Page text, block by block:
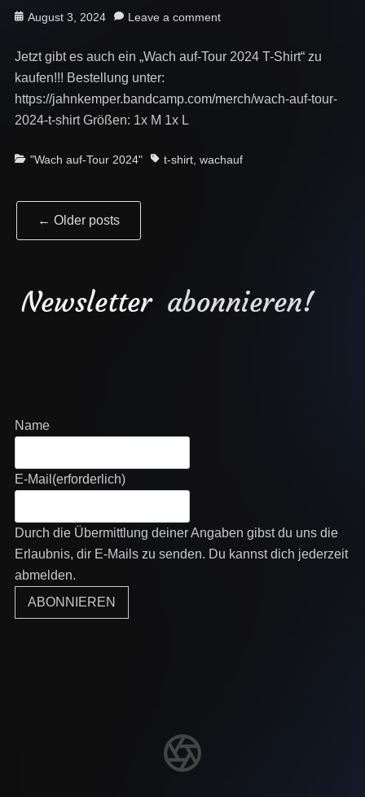
Posted
August 3, 2024 Leave a comment
Jetzt gibt es auch ein „Wach auf-Tour 2024 T-Shirt“ zu
kaufen!!! Bestellung unter:
https://jahnkemper.bandcamp.com/merch/wach-auf-tour-
2024-t-shirt Größen: 1x M 1x L
Categories
"Wach auf-Tour 2024" Tagst-shirt, wachauf
Post
navigation
← Older posts
Newsletter abonnieren!
Name
E-Mail (erforderlich)
Durch die Übermittlung deiner Angaben gibst du uns die
Erlaubnis, dir E-Mails zu senden. Du kannst dich jederzeit
abmelden.
ABONNIEREN